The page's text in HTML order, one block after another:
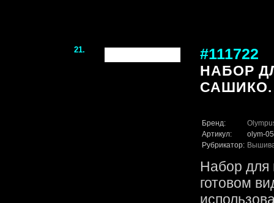
21. #111722
НАБОР
САШИКО.
Бренд:
Артикул:
olym-05
Рубрикатор:
Набор
готовом